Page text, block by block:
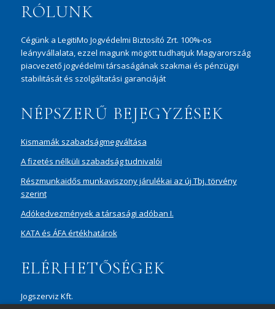
RÓLUNK
Cégünk a LegitiMo Jogvédelmi Biztosító Zrt. 100%-os
leányvállalata, ezzel magunk mögött tudhatjuk Magyarország
piacvezető jogvédelmi társaságának szakmai és pénzügyi
stabilitását és szolgáltatási garanciáját
NÉPSZERŰ BEJEGYZÉSEK
Kismamák szabadságmegváltása
A fizetés nélküli szabadság tudnivalói
Részmunkaidős munkaviszony járulékai az új Tbj. törvény
szerint
Adókedvezmények a társasági adóban I.
KATA és ÁFA értékhatárok
ELÉRHETŐSÉGEK
Jogszerviz Kft.